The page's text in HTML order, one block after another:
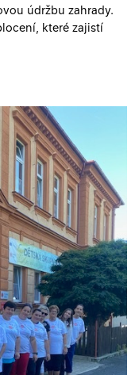
údržbu zahrady.
které zajistí